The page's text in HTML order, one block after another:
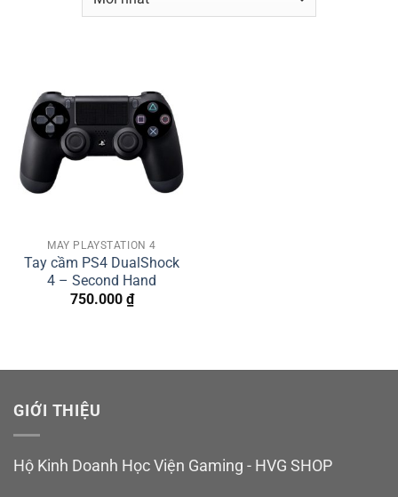
MÁY PLAYSTATION 4
Tay cầm PS4 DualShock
4 – Second Hand
750.000 ₫
GIỚI THIỆU
Hộ Kinh Doanh Học Viện Gaming - HVG SHOP